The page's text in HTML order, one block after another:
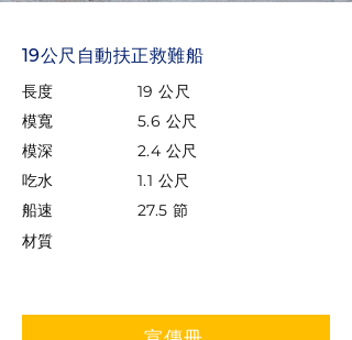
19公尺自動扶正救難船
長度
19 公尺
模寬
5.6 公尺
模深
2.4 公尺
吃水
1.1 公尺
船速
27.5 節
材質